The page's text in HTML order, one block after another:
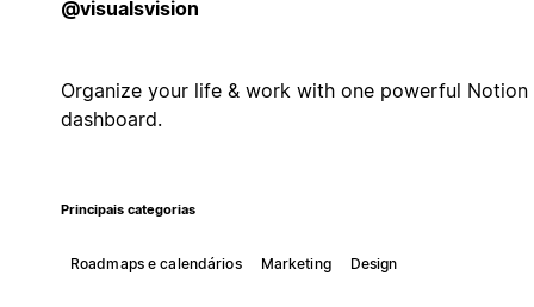
@visualsvision
Organize your life & work with one powerful Notion
dashboard.
Principais categorias
Roadmaps e calendários Marketing Design